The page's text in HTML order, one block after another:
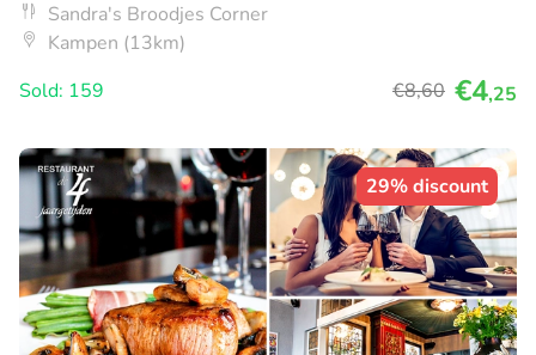
Sandra's Broodjes Corner
Kampen (13km)
Sold: 159
€8,60 €4,25
29% discount